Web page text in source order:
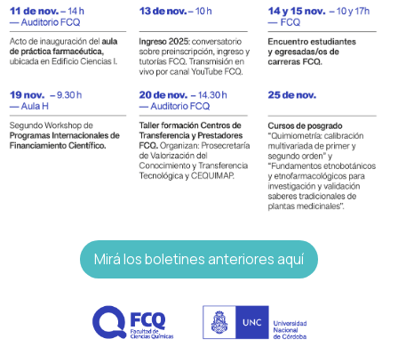
Mirá los boletines anteriores aquí